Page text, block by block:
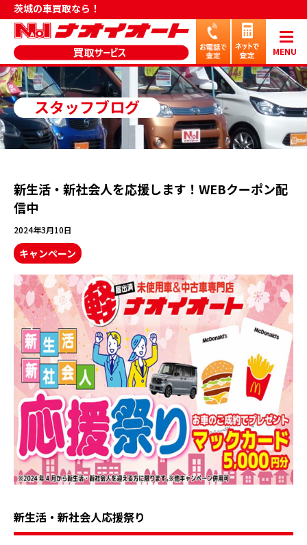
茨城の車買取なら！
MENU
スタッフブログ
新生活・新社会人を応援します！WEBクーポン配
信中
2024年3月10日
キャンペーン
新生活・新社会人応援祭り